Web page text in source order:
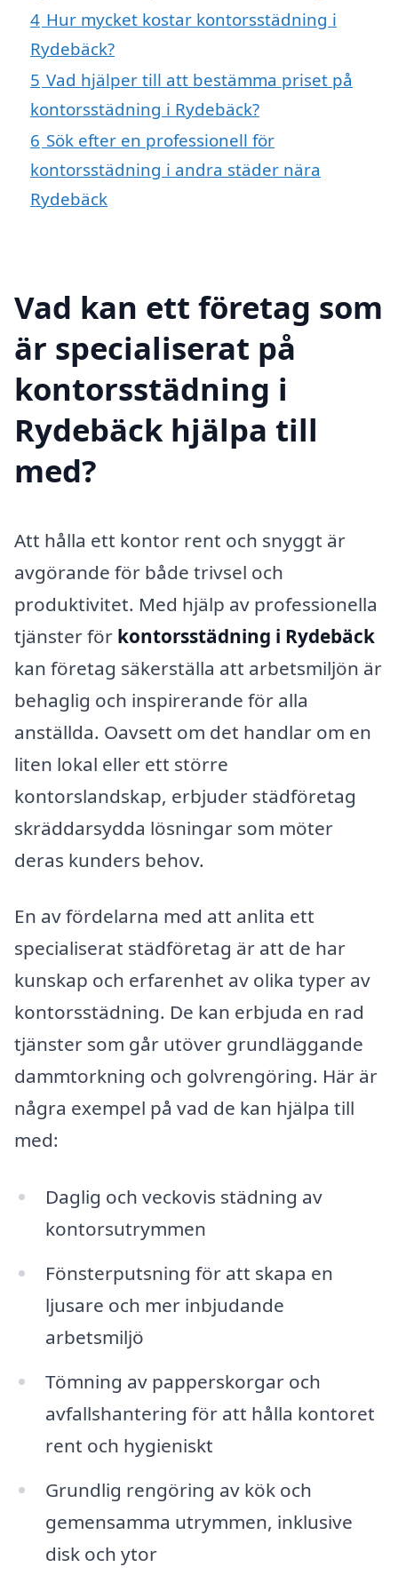
4 Hur mycket kostar kontorsstädning i
Rydebäck?
5 Vad hjälper till att bestämma priset på
kontorsstädning i Rydebäck?
6 Sök efter en professionell för
kontorsstädning i andra städer nära
Rydebäck
Vad kan ett företag som
är specialiserat på
kontorsstädning i
Rydebäck hjälpa till
med?
Att hålla ett kontor rent och snyggt är
avgörande för både trivsel och
produktivitet. Med hjälp av professionella
tjänster för kontorsstädning i Rydebäck
kan företag säkerställa att arbetsmiljön är
behaglig och inspirerande för alla
anställda. Oavsett om det handlar om en
liten lokal eller ett större
kontorslandskap, erbjuder städföretag
skräddarsydda lösningar som möter
deras kunders behov.
En av fördelarna med att anlita ett
specialiserat städföretag är att de har
kunskap och erfarenhet av olika typer av
kontorsstädning. De kan erbjuda en rad
tjänster som går utöver grundläggande
dammtorkning och golvrengöring. Här är
några exempel på vad de kan hjälpa till
med:
Daglig och veckovis städning av
kontorsutrymmen
Fönsterputsning för att skapa en
ljusare och mer inbjudande
arbetsmiljö
Tömning av papperskorgar och
avfallshantering för att hålla kontoret
rent och hygieniskt
Grundlig rengöring av kök och
gemensamma utrymmen, inklusive
disk och ytor